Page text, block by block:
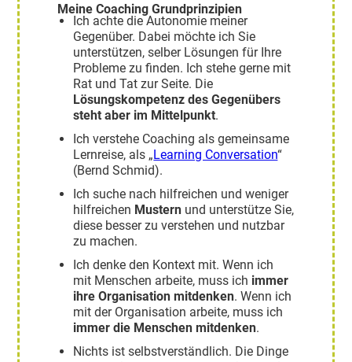
Meine Coaching Grund­prin­zipien
Ich achte die Autonomie meiner
Gegenüber. Dabei möchte ich Sie
unterstützen, selber Lösungen für Ihre
Probleme zu finden. Ich stehe gerne mit
Rat und Tat zur Seite. Die
Lösungskompetenz des Gegenübers
steht aber im Mittelpunkt.
Ich verstehe Coaching als gemeinsame
Lernreise, als „Learning Conversation“
(Bernd Schmid).
Ich suche nach hilfreichen und weniger
hilfreichen Mustern und unterstütze Sie,
diese besser zu verstehen und nutzbar
zu machen.
Ich denke den Kontext mit. Wenn ich
mit Menschen arbeite, muss ich immer
ihre Organisation mitdenken. Wenn ich
mit der Organisation arbeite, muss ich
immer die Menschen mitdenken.
Nichts ist selbstverständlich. Die Dinge